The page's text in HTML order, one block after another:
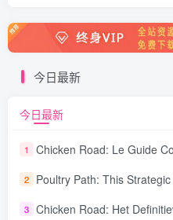
今日最新
今日最新
1 Chicken Road: Le Guide Complet du
2 Poultry Path: This Strategic Gaming
3 Chicken Road: Het Definitieve